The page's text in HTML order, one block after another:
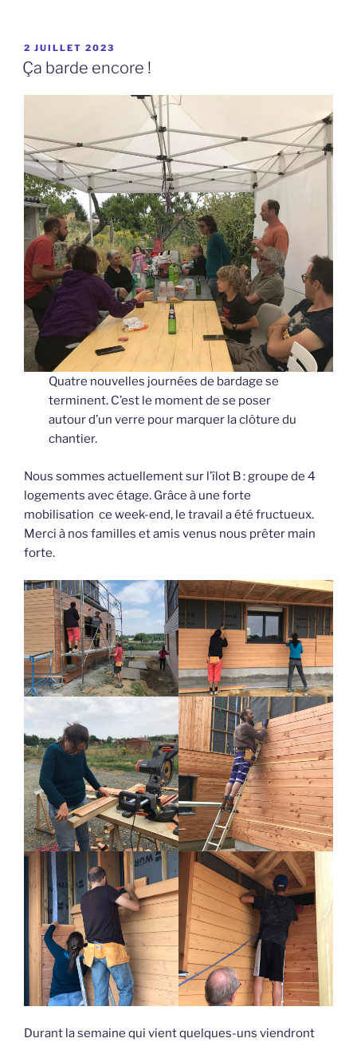
PUBLIÉ
LE
2 JUILLET 2023
Ça barde encore !
Quatre nouvelles journées de bardage se
terminent. C’est le moment de se poser
autour d’un verre pour marquer la clôture du
chantier.
Nous sommes actuellement sur l’îlot B : groupe de 4
logements avec étage. Grâce à une forte
mobilisation ce week-end, le travail a été fructueux.
Merci à nos familles et amis venus nous prêter main
forte.
Durant la semaine qui vient quelques-uns viendront